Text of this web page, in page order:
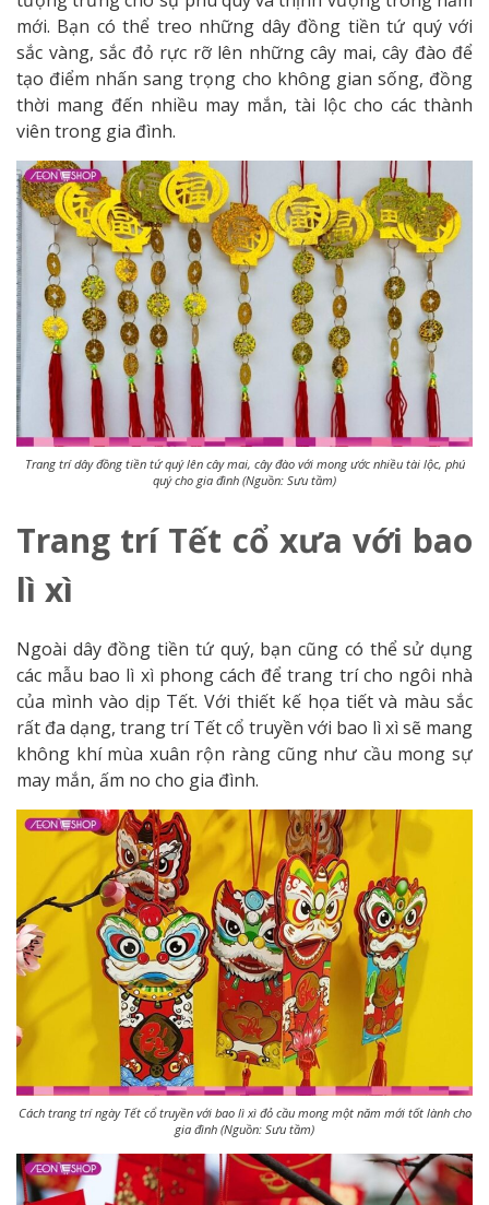
mới. Bạn có thể treo những dây đồng tiền tứ quý với
sắc vàng, sắc đỏ rực rỡ lên những cây mai, cây đào để
tạo điểm nhấn sang trọng cho không gian sống, đồng
thời mang đến nhiều may mắn, tài lộc cho các thành
viên trong gia đình.
Trang trí dây đồng tiền tứ quý lên cây mai, cây đào với mong ước nhiều tài lộc, phú
quý cho gia đình (Nguồn: Sưu tầm)
Trang trí Tết cổ xưa với bao
lì xì
Ngoài dây đồng tiền tứ quý, bạn cũng có thể sử dụng
các mẫu bao lì xì phong cách để trang trí cho ngôi nhà
của mình vào dịp Tết. Với thiết kế họa tiết và màu sắc
rất đa dạng, trang trí Tết cổ truyền với bao lì xì sẽ mang
không khí mùa xuân rộn ràng cũng như cầu mong sự
may mắn, ấm no cho gia đình.
Cách trang trí ngày Tết cổ truyền với bao lì xì đỏ cầu mong một năm mới tốt lành cho
gia đình (Nguồn: Sưu tầm)